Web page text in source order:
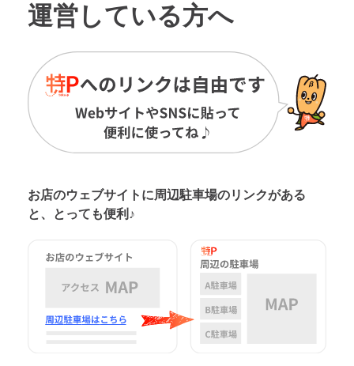
運営している方へ
お店のウェブサイトに周辺駐車場のリンクがある
と、とっても便利♪